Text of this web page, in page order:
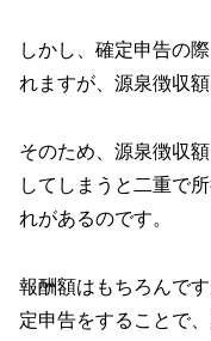
しかし、確定申告の
れますが、源泉徴収
そのため、源泉徴収
してしまうと二重で
れがあるのです。
報酬額はもちろんで
定申告をすることで